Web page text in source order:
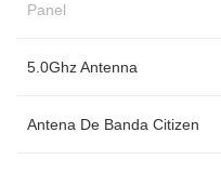
Panel
5.0Ghz Antenna
Antena De Banda Citizen